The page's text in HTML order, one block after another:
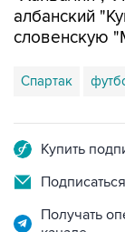
албанский
словенскую
Спартак
Купить
Получать